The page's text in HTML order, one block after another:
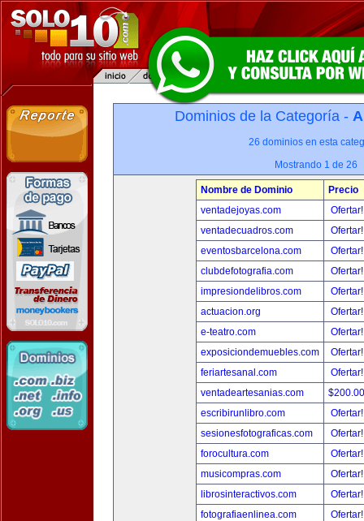
Dominios de la Categoría -
26 dominios en esta
Mostrando 1 de 26
Nombre de Dominio
Precio
ventadejoyas.com
ventadecuadros.com
eventosbarcelona.com
clubdefotografia.com
impresiondelibros.com
actuacion.org
e-teatro.com
exposiciondemuebles.com
feriartesanal.com
ventadeartesanias.com
escribirunlibro.com
sesionesfotograficas.com
forocultura.com
musicompras.com
librosinteractivos.com
fotografiaenlinea.com